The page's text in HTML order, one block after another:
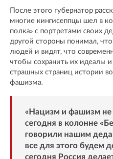
После этого губернатор
многие кингисеппцы шел в
полка» с портретами своих
другой стороны понимал,
людей и видят, что
чтобы сохранить их идеалы
страшных страниц истории
фашизма.
«Нацизм и фашизм
сегодня в колонне
говорили нашим
все для этого будем
сегодня Россия